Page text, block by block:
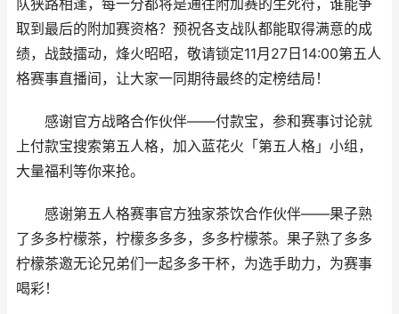
队狭路相逢，每一分都将是通往附加赛的生死符，谁能争
取到最后的附加赛资格？预祝各支战队都能取得满意的成
绩，战鼓擂动，烽火昭昭，敬请锁定11月27日14:00第五人
格赛事直播间，让大家一同期待最终的定榜结局！
感谢官方战略合作伙伴——付款宝，参和赛事讨论就
上付款宝搜索第五人格，加入蓝花火「第五人格」小组，
大量福利等你来抢。
感谢第五人格赛事官方独家茶饮合作伙伴——果子熟
了多多柠檬茶，柠檬多多多，多多柠檬茶。果子熟了多多
柠檬茶邀无论兄弟们一起多多干杯，为选手助力，为赛事
喝彩！